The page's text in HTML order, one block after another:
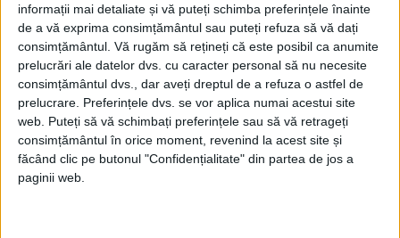
informații mai detaliate și vă puteți schimba preferințele înainte
de a vă exprima consimțământul sau puteți refuza să vă dați
consimțământul. Vă rugăm să rețineți că este posibil ca anumite
prelucrări ale datelor dvs. cu caracter personal să nu necesite
consimțământul dvs., dar aveți dreptul de a refuza o astfel de
prelucrare. Preferințele dvs. se vor aplica numai acestui site
web. Puteți să vă schimbați preferințele sau să vă retrageți
consimțământul în orice moment, revenind la acest site și
făcând clic pe butonul "Confidențialitate" din partea de jos a
paginii web.
În noaptea de 4 septembrie, la ora zece,
Joffre a semnat ordinul de autorizare a
atacului Armatei a 6-a.
CU TOATE ACESTEA, ÎN DIMINEAȚA
URMĂTOARE,JOFFREERA ÎNCĂ
NESIGUR CU PRIVIRE LA
ANGAJAMENTUL TRUPELOR